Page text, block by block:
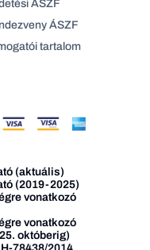
ÁSZF
ÁSZF
tartalom
(aktuális)
(2019-2025)
vonatkozó
vonatkozó
októberig)